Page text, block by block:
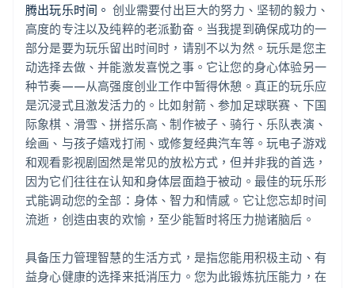
腾出玩乐时间。 创业需要付出巨大的努力、坚韧的毅力、
高度的专注以及纯粹的老派勤奋。当我提到确保成功的一
部分是要为玩乐留出时间时，请别不以为然。玩乐是您主
动选择去做、并能激发喜悦之事。它让您的身心体验另一
种节奏——从高强度创业工作中暂得休憩。真正的玩乐应
是沉浸式且激发活力的。比如射箭、参加足球联赛、下国
际象棋、滑雪、拼搭乐高、制作被子、骑行、乐队表演、
绘画、与孩子嬉戏打闹、或修复经典汽车等。玩电子游戏
和观看影视剧固然是常见的放松方式，但并非我的首选，
因为它们往往在认知和身体层面趋于被动。最佳的玩乐形
式能调动您的全部：身体、智力和情感。它让您忘却时间
流逝，创造由衷的欢愉，至少能暂时将压力抛诸脑后。
具备压力管理智慧的生活方式，是指您能用积极主动、有
益身心健康的选择来抵消压力。您为此锻炼抗压能力，在